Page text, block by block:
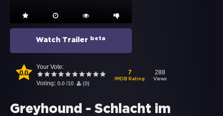
Watch Trailer beta
0.0
Your Vote:
Voting: 0.0 /10 (0)
7
IMDB Rating
288
Views
Greyhound - Schlacht im